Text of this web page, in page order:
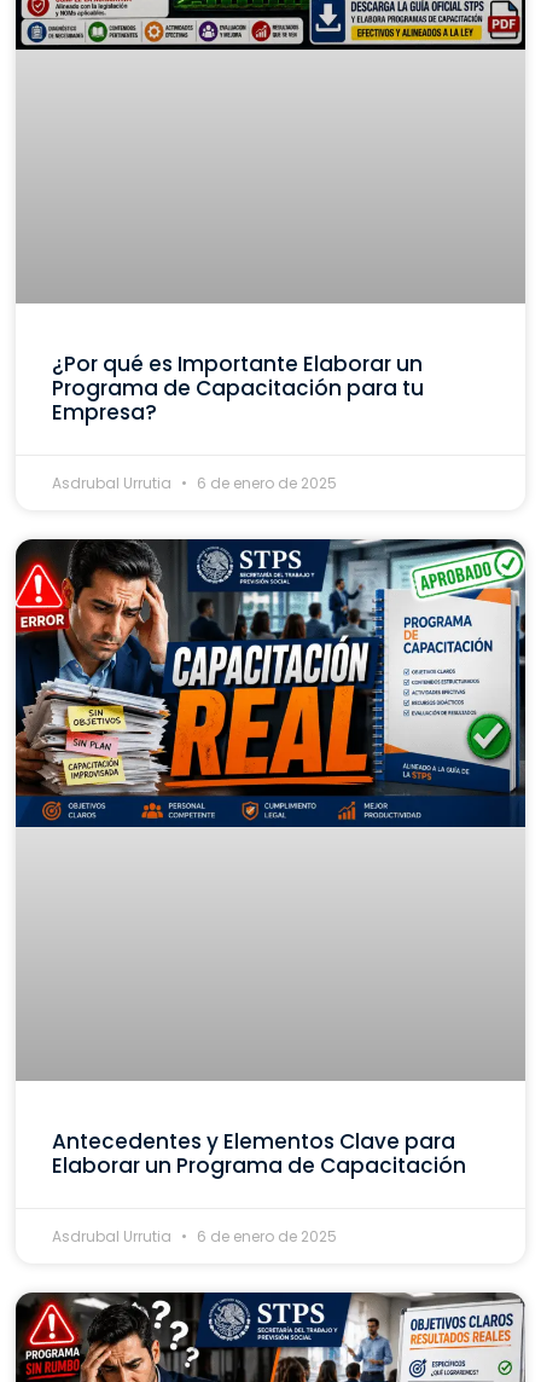
¿Por qué es Importante Elaborar un
Programa de Capacitación para tu
Empresa?
Asdrubal Urrutia 6 de enero de 2025
Antecedentes y Elementos Clave para
Elaborar un Programa de Capacitación
Asdrubal Urrutia 6 de enero de 2025